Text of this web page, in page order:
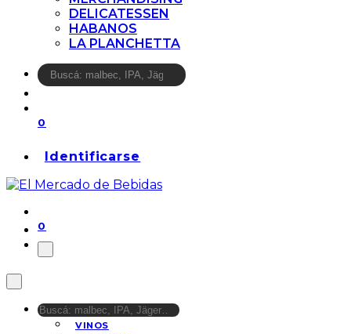
DELICATESSEN
HABANOS
LA PLANCHETTA
0
Identificarse
0
VINOS